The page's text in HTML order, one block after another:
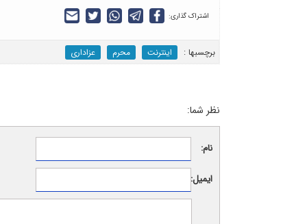
اشتراک گذاری:
برچسب‎ها : اینترنت محرم عزاداری
نظر شما:
نام:
ایمیل: